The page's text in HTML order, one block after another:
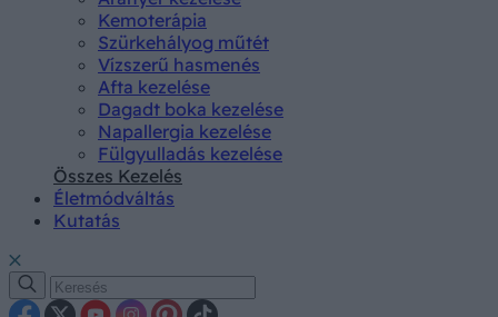
Kemoterápia
Szürkehályog műtét
Vízszerű hasmenés
Afta kezelése
Dagadt boka kezelése
Napallergia kezelése
Fülgyulladás kezelése
Összes Kezelés
Életmódváltás
Kutatás